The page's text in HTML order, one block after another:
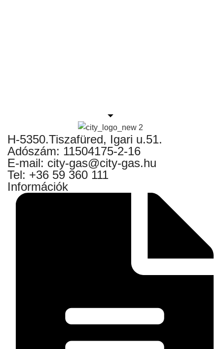
H-5350.Tiszafüred, Igari u.51.
Adószám: 11504175-2-16
E-mail: city-gas@city-gas.hu
Tel: +36 59 360 111
Információk